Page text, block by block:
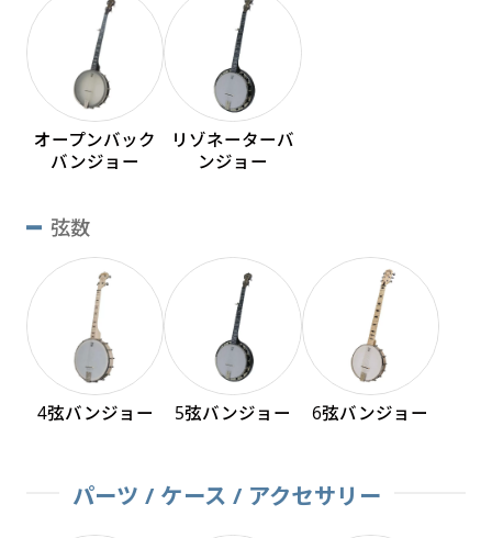
オープンバック
バンジョー
リゾネーターバ
ンジョー
弦数
4弦バンジョー 5弦バンジョー 6弦バンジョー
パーツ / ケース / アクセサリー